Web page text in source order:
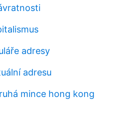
adresy
adresu
mince hong kong